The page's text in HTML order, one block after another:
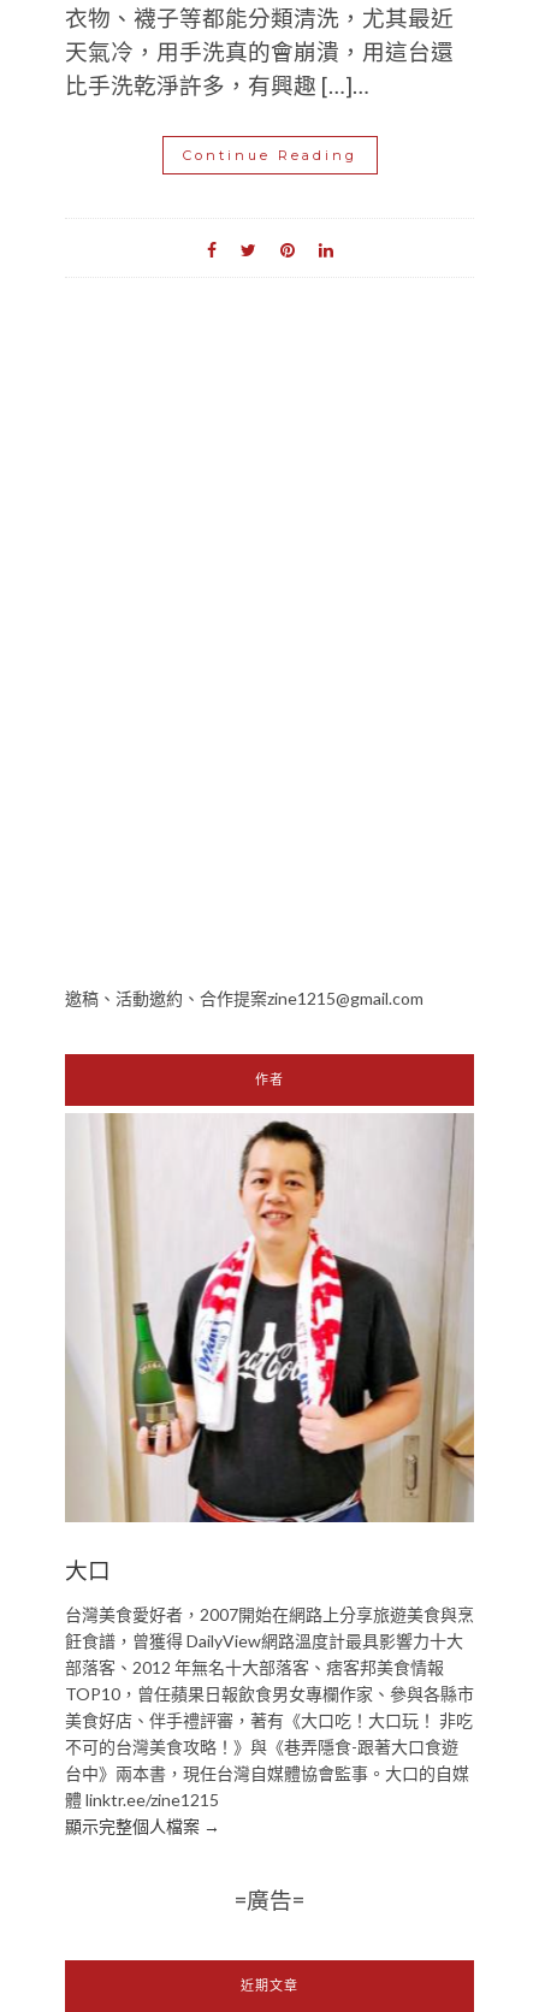
衣物、襪子等都能分類清洗，尤其最近
天氣冷，用手洗真的會崩潰，用這台還
比手洗乾淨許多，有興趣 […]…
Continue Reading
邀稿、活動邀約、合作提案zine1215@gmail.com
作者
大口
台灣美食愛好者，2007開始在網路上分享旅遊美食與烹
飪食譜，曾獲得 DailyView網路溫度計最具影響力十大
部落客、2012 年無名十大部落客、痞客邦美食情報
TOP10，曾任蘋果日報飲食男女專欄作家、參與各縣市
美食好店、伴手禮評審，著有《大口吃！大口玩！ 非吃
不可的台灣美食攻略！》與《巷弄隱食-跟著大口食遊
台中》兩本書，現任台灣自媒體協會監事。大口的自媒
體 linktr.ee/zine1215
顯示完整個人檔案 →
=廣告=
近期文章